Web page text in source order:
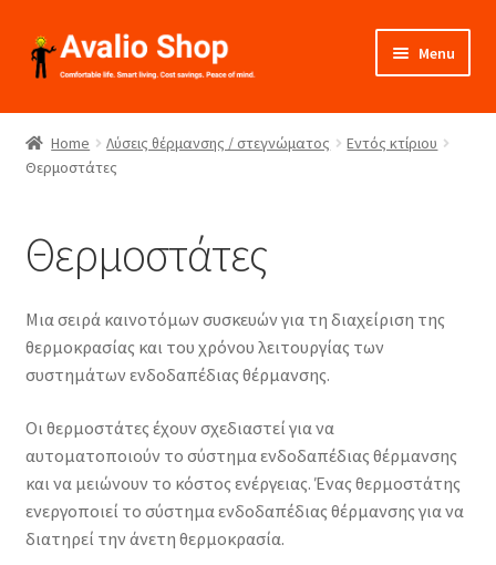
Skip
to
Skip
to
Menu
About Us
Shop
Projects
Contact Us
Home Λύσεις θέρμανσης / στεγνώματος
Εντός κτίριου
Θερμοστάτες
Θερμοστάτες
Μια σειρά καινοτόμων συσκευών για τη διαχείριση της
θερμοκρασίας και του χρόνου λειτουργίας των
συστημάτων ενδοδαπέδιας θέρμανσης.
Οι θερμοστάτες έχουν σχεδιαστεί για να
αυτοματοποιούν το σύστημα ενδοδαπέδιας θέρμανσης
και να μειώνουν το κόστος ενέργειας. Ένας θερμοστάτης
ενεργοποιεί το σύστημα ενδοδαπέδιας θέρμανσης για να
διατηρεί την άνετη θερμοκρασία.